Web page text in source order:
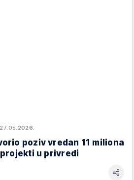
27.05.2026.
poziv vredan 11 miliona
u privredi